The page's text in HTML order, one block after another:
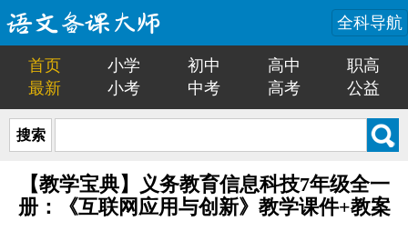
全科导航
首页 小学 初中 高中
职高
最新
小考 中考 高考 公益
搜索
【教学宝典】义务教育信息科技7年级全一
册：《互联网应用与创新》教学课件+教案